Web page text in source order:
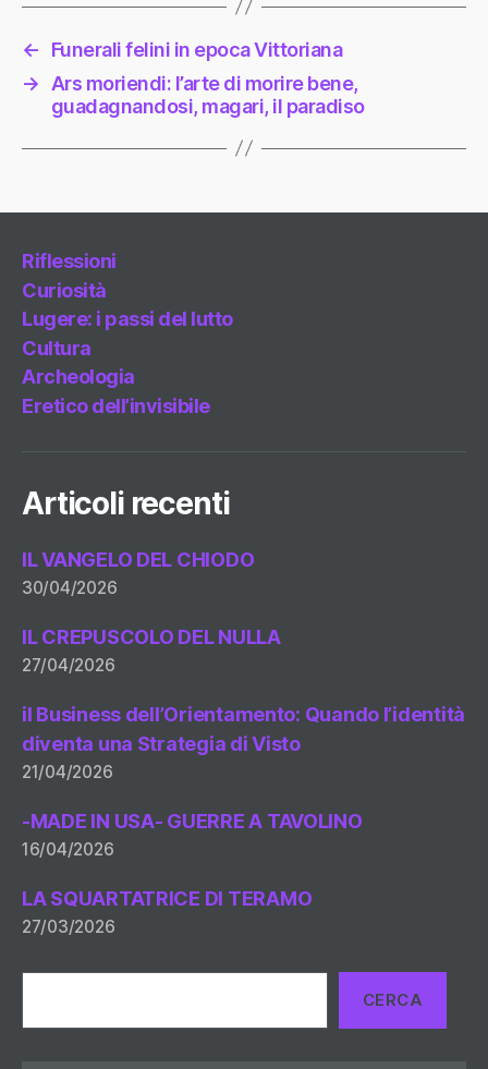
←
Funerali felini in epoca Vittoriana
→
Ars moriendi: l’arte di morire bene,
guadagnandosi, magari, il paradiso
Riflessioni
Curiosità
Lugere: i passi del lutto
Cultura
Archeologia
Eretico dell’invisibile
Articoli recenti
IL VANGELO DEL CHIODO
30/04/2026
IL CREPUSCOLO DEL NULLA
27/04/2026
il Business dell’Orientamento: Quando l’identità
diventa una Strategia di Visto
21/04/2026
-MADE IN USA- GUERRE A TAVOLINO
16/04/2026
LA SQUARTATRICE DI TERAMO
27/03/2026
CERCA